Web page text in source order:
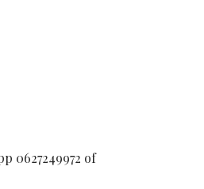
0627249972 of